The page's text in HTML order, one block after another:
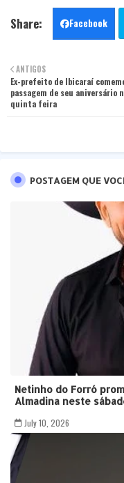
Facebook
ANTIGOS
Ex-prefeito de Ibicaraí
passagem de seu aniversário
quinta feira
POSTAGEM QUE
Netinho do Forró
Almadina neste
July 10, 2026